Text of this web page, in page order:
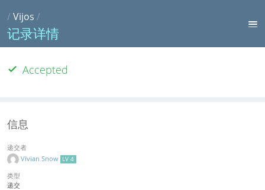
/Vijos /
记录详情
Accepted
信息
递交者
Vivian Snow LV 4
类型
递交